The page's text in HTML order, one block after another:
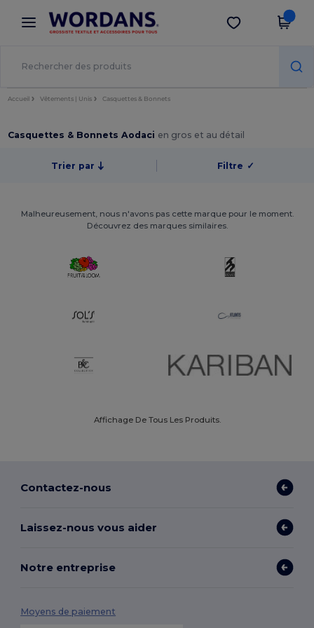
× Appli Wordans
Meilleurs prix sur l’app !
Obtenir l'appli
Accueil Vêtements | Unis Casquettes & Bonnets
Casquettes & Bonnets Aodaci en gros et au détail
Trier par Filtre ✓
Malheureusement, nous n'avons pas cette marque pour le moment.
Découvrez des marques similaires.
Affichage De Tous Les Produits.
Contactez-nous
Laissez-nous vous aider
Notre entreprise
Moyens de paiement